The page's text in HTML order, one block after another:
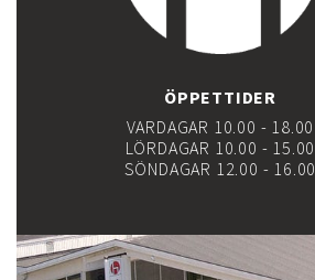
ÖPPETTIDER
VARDAGAR 10.00 - 18.00
LÖRDAGAR 10.00 - 15.00
SÖNDAGAR 12.00 - 16.00